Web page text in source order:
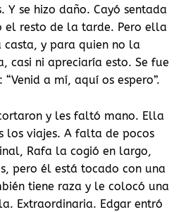
Y se hizo daño. Cayó sentada
el resto de la tarde. Pero ella
casta, y para quien no la
casi ni apreciaría esto. Se fue
a mí, aquí os espero”.
y les faltó mano. Ella
los viajes. A falta de pocos
Rafa la cogió en largo,
pero él está tocado con una
tiene raza y le colocó una
Extraordinaria. Edgar entró